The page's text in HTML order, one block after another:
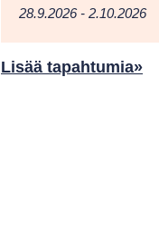
28.9.2026 - 2.10.2026
Lisää tapahtumia»